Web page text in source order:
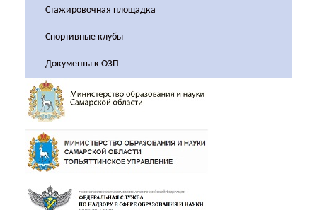
Стажировочная площадка
Спортивные клубы
Документы к ОЗП